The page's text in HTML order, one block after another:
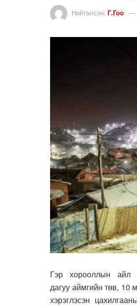
Нийтэлсэн: Г.Гоо
Гэр хорооллын айл
дагуу аймгийн төв, 10
хэрэглэсэн